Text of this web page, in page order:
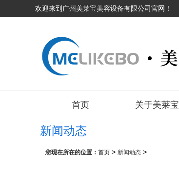
欢迎来到广州美莱宝美容设备有限公司官网！
首页 关于美莱宝
新闻动态
您现在所在的位置： 首页> 新闻动态>